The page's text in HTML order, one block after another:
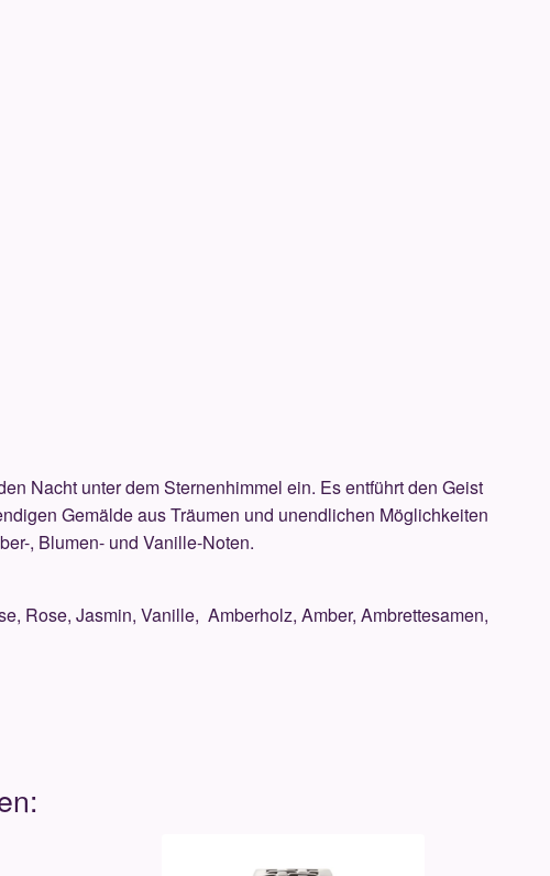
Nacht unter dem Sternenhimmel ein. Es entführt den Geist
Gemälde aus Träumen und unendlichen Möglichkeiten
, Blumen- und Vanille-Noten.
Rose, Jasmin, Vanille, Amberholz, Amber, Ambrettesamen,